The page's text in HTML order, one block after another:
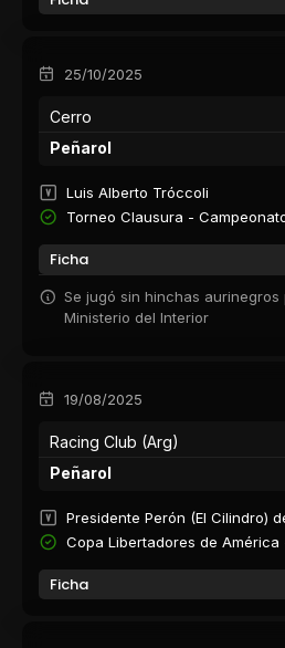
25/10/2025
Cerro
Peñarol
Luis Alberto Tróccoli
Torneo Clausura -
Ficha
Se jugó sin hinchas
Ministerio del Interior
19/08/2025
Racing Club (Arg)
Peñarol
Presidente Perón (El Cilindro)
Copa Libertadores de
Ficha